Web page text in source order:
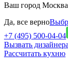
Ваш город
Да, все верно
+7 (495) 500-04-04
Вызвать
Рассчитать кухню